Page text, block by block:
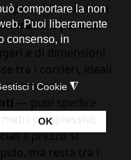
prezzi convenienti
e pesanti:
e di dimensioni
tra i corrieri, ideali
— puoi spedire
complessivi :
il prezzo si
ma resta tra i